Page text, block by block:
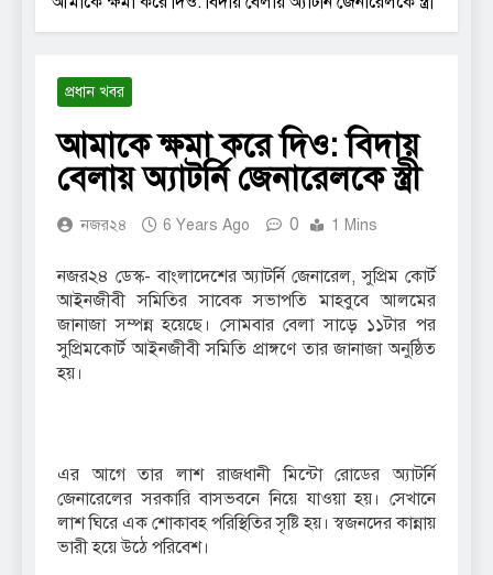
প্রধান খবর
আমাকে ক্ষমা করে দিও: বিদায়
বেলায় অ্যাটর্নি জেনারেলকে স্ত্রী
নজর২৪ 6 Years Ago 0 1 Mins
নজর২৪ ডেস্ক- বাংলাদেশের অ্যাটর্নি জেনারেল, সুপ্রিম কোর্ট
আইনজীবী সমিতির সাবেক সভাপতি মাহবুবে আলমের
জানাজা সম্পন্ন হয়েছে। সোমবার বেলা সাড়ে ১১টার পর
সুপ্রিমকোর্ট আইনজীবী সমিতি প্রাঙ্গণে তার জানাজা অনুষ্ঠিত
হয়।
এর আগে তার লাশ রাজধানী মিন্টো রোডের অ্যাটর্নি
জেনারেলের সরকারি বাসভবনে নিয়ে যাওয়া হয়। সেখানে
লাশ ঘিরে এক শোকাবহ পরিস্থিতির সৃষ্টি হয়। স্বজনদের কান্নায়
ভারী হয়ে উঠে পরিবেশ।